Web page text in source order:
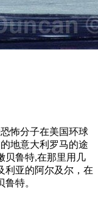
怖分子在美国环球
地意大利罗马的途
贝鲁特,在那里用几
利亚的阿尔及尔，在
特。